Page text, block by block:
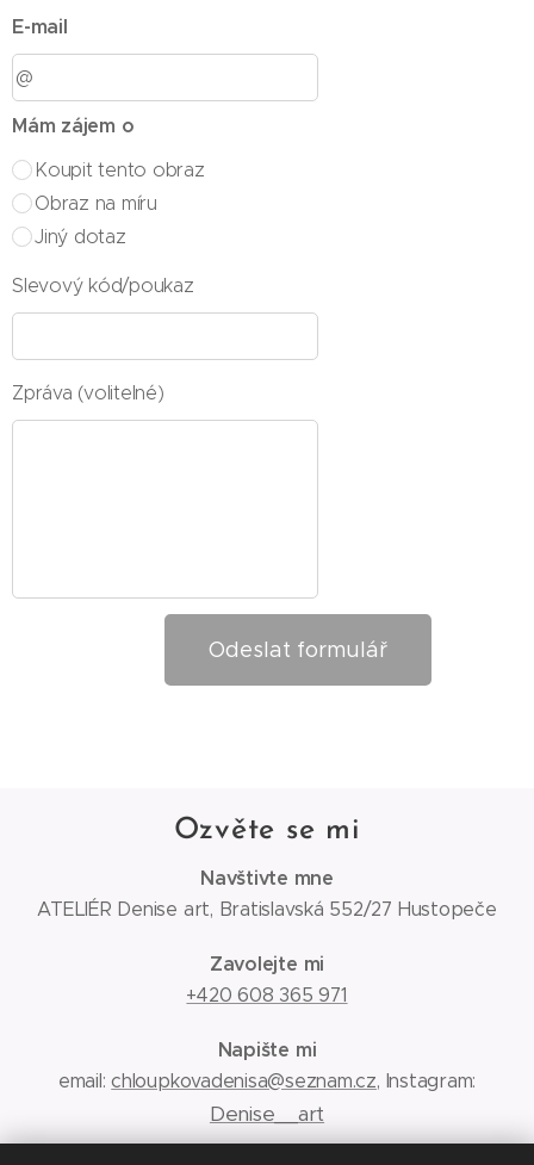
E-mail
Mám zájem o
Koupit tento obraz
Obraz na míru
Jiný dotaz
Slevový kód/poukaz
Zpráva (volitelné)
Odeslat formulář
Ozvěte se mi
Navštivte mne
ATELIÉR Denise art, Bratislavská 552/27 Hustopeče
Zavolejte mi
+420 608 365 971
Napište mi
email:chloupkovadenisa@seznam.cz, Instagram:
Denise__art